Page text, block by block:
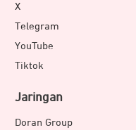
X
Telegram
YouTube
Tiktok
Jaringan
Doran Group